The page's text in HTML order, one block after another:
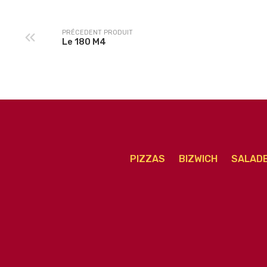
PRÉCEDENT PRODUIT
Le 180 M4
PIZZAS BIZWICH